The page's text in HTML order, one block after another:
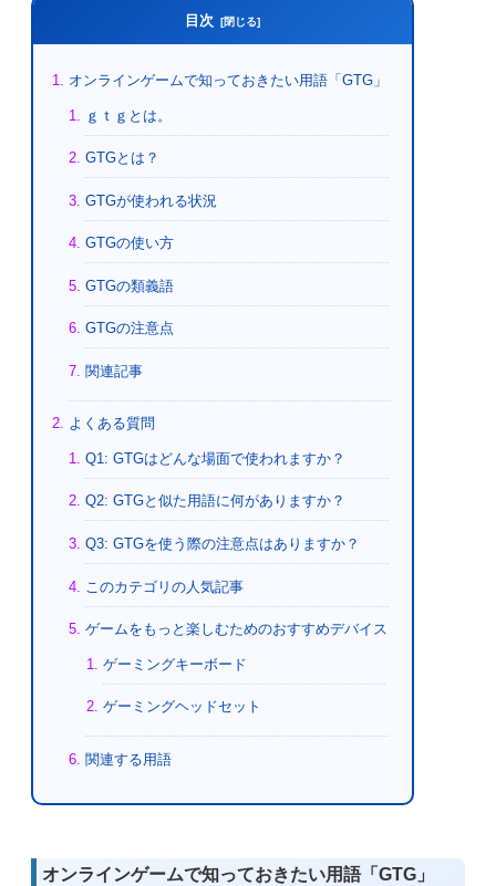
目次
オンラインゲームで知っておきたい用語「GTG」
ｇｔｇとは。
GTGとは？
GTGが使われる状況
GTGの使い方
GTGの類義語
GTGの注意点
関連記事
よくある質問
Q1: GTGはどんな場面で使われますか？
Q2: GTGと似た用語に何がありますか？
Q3: GTGを使う際の注意点はありますか？
このカテゴリの人気記事
ゲームをもっと楽しむためのおすすめデバイス
ゲーミングキーボード
ゲーミングヘッドセット
関連する用語
オンラインゲームで知っておきたい用語「GTG」